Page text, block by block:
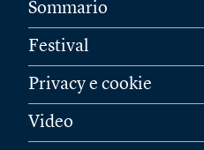
Sommario
Festival
Privacy e cookie
Video